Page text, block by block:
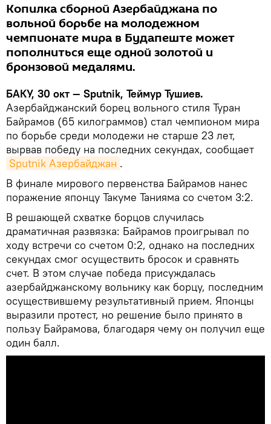
Копилка сборной Азербайджана по
вольной борьбе на молодежном
чемпионате мира в Будапеште может
пополниться еще одной золотой и
бронзовой медалями.
БАКУ, 30 окт — Sputnik, Теймур Тушиев.
Азербайджанский борец вольного стиля Туран
Байрамов (65 килограммов) стал чемпионом мира
по борьбе среди молодежи не старше 23 лет,
вырвав победу на последних секундах, сообщает
Sputnik Азербайджан .
В финале мирового первенства Байрамов нанес
поражение японцу Такуме Танияма со счетом 3:2.
В решающей схватке борцов случилась
драматичная развязка: Байрамов проигрывал по
ходу встречи со счетом 0:2, однако на последних
секундах смог осуществить бросок и сравнять
счет. В этом случае победа присуждалась
азербайджанскому вольнику как борцу, последним
осуществившему результативный прием. Японцы
выразили протест, но решение было принято в
пользу Байрамова, благодаря чему он получил еще
один балл.